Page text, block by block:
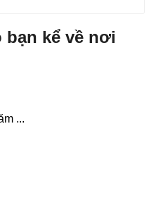
bạn kể về nơi
...